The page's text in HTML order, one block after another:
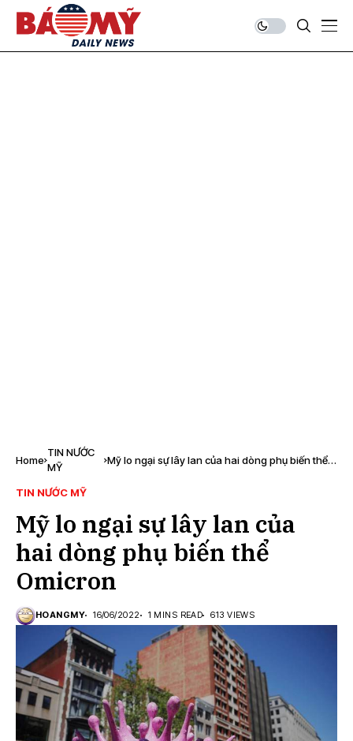
Home
TIN NƯỚC
MỸ
Mỹ lo ngại sự lây lan của hai dòng phụ biến thể
TIN NƯỚC MỸ
Mỹ lo ngại sự lây lan của
hai dòng phụ biến thể
Omicron
HOANGMY 16/06/2022 1 MINS READ 613 VIEWS